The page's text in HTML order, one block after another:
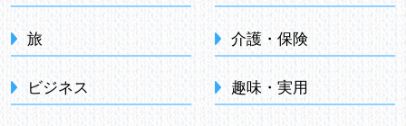
旅
ビジネス
介護・保険
趣味・実用